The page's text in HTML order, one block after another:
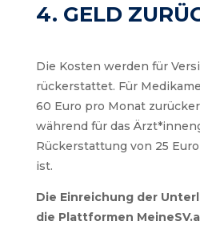
4. GELD
Die Kosten werden für
rückerstattet. Für
60 Euro pro Monat
während für das
Rückerstattung von 25
ist.
Die Einreichung der
die Plattformen